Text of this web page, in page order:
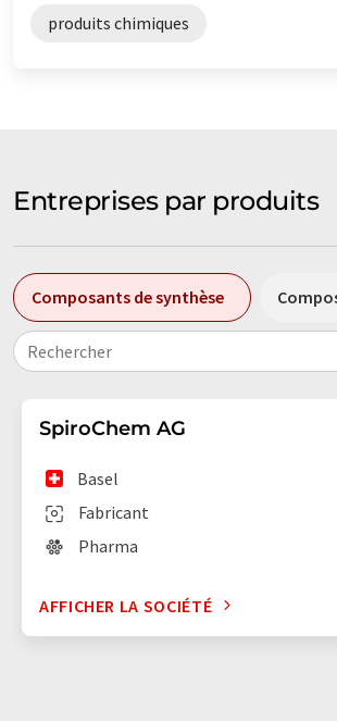
produits chimiques
Entreprises par produits
Composants de synthèse
Rechercher
SpiroChem AG
Fabricant
Basel
Pharma
AFFICHER LA SOCIÉTÉ